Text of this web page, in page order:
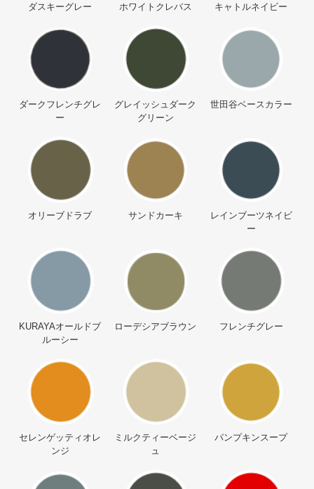
ダスキーグレー ホワイトクレバス キャトルネイビー
ダークフレンチグレ
ー
グレイッシュダーク
グリーン
世田谷ベースカラー
オリーブドラブ サンドカーキ
レインブーツネイビ
ー
KURAYAオールドブ
ルーシー
ローデシアブラウン フレンチグレー
セレンゲッティオレ
ンジ
ミルクティーベージ
ュ
パンプキンスープ